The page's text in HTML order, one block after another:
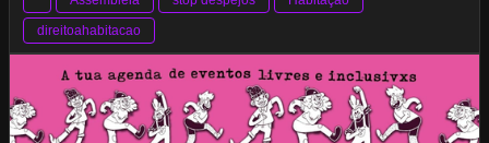
direitoahabitacao